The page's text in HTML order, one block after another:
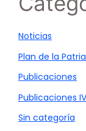
Noticias
Plan de la Patria
Publicaciones
Publicaciones
Sin categoría